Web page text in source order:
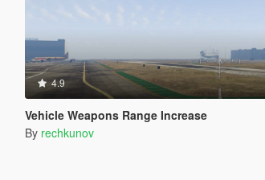
4.9
Vehicle Weapons Range Increase
By rechkunov